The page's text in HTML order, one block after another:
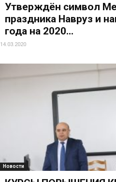
Утверждён символ
праздника Навруз и
года на 2020...
14.03.2020
Новости